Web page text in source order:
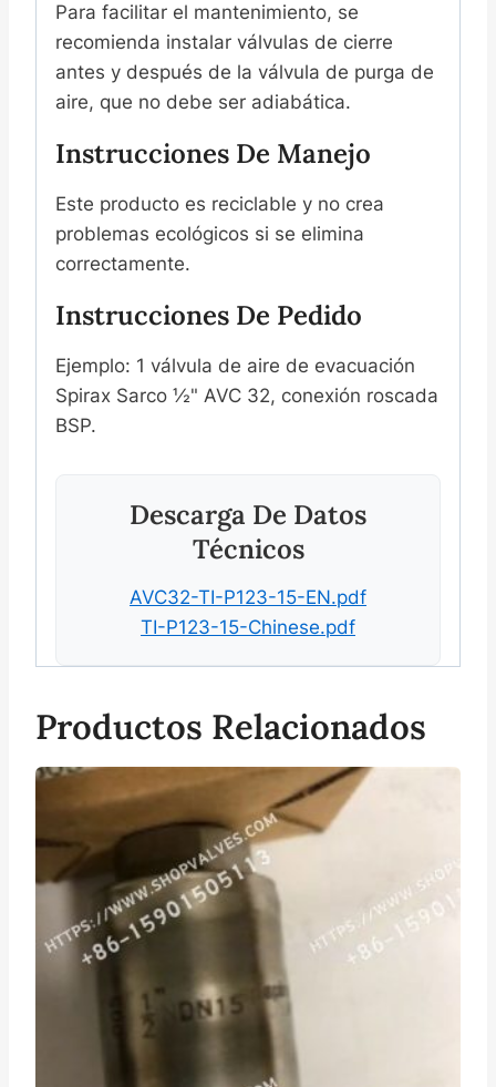
Para facilitar el mantenimiento, se
recomienda instalar válvulas de cierre
antes y después de la válvula de purga de
aire, que no debe ser adiabática.
Instrucciones De Manejo
Este producto es reciclable y no crea
problemas ecológicos si se elimina
correctamente.
Instrucciones De Pedido
Ejemplo: 1 válvula de aire de evacuación
Spirax Sarco ½" AVC 32, conexión roscada
BSP.
Descarga De Datos
Técnicos
AVC32-TI-P123-15-EN.pdf
TI-P123-15-Chinese.pdf
Productos Relacionados